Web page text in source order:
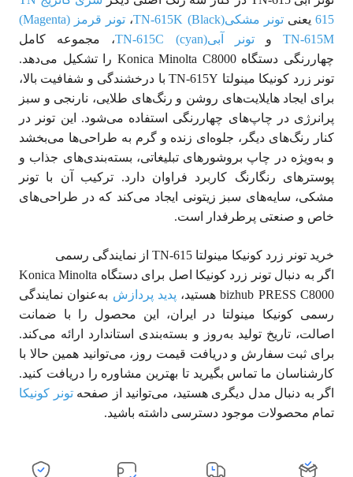
615 یعنیتونر مشکی(Black) TN-615K ،
تونر قرمز (Magenta)
TN-615Mوتونر آبی(cyan) TN-615C
، مجموعه کامل
چهاررنگی دستگاه Konica Minolta C8000 را تشکیل می‌دهد.
تونر زرد کونیکا مینولتا TN-615Y با درخشندگی و شفافیت بالا،
برای ایجاد هایلایت‌های روشن و رنگ‌های طلایی، نارنجی و سبز
پرانرژی در چاپ‌های چهاررنگی استفاده می‌شود. این تونر در
کنار رنگ‌های دیگر، جلوه‌ای زنده و گرم به طراحی‌ها می‌بخشد
و به‌ویژه در چاپ بروشورهای تبلیغاتی، بسته‌بندی‌های جذاب و
پوسترهای رنگارنگ کاربرد فراوان دارد. ترکیب آن با تونر
مشکی، سایه‌های سبز زیتونی ایجاد می‌کند که در طراحی‌های
خاص و صنعتی پرطرفدار است.
خرید تونر زرد کونیکا مینولتا TN-615 از نمایندگی رسمی
اگر به دنبال تونر
زرد کونیکا اصل برای دستگاه Konica Minolta
bizhub PRESS C8000هستید، پدید پردازش به‌عنوان نمایندگی
رسمی کونیکا مینولتا در ایران، این محصول را با ضمانت
اصالت، تاریخ تولید به‌روز و بسته‌بندی استاندارد ارائه می‌کند.
برای ثبت سفارش و دریافت قیمت روز، می‌توانید همین حالا با
کارشناسان ما تماس بگیرید تا بهترین مشاوره را دریافت کنید.
اگر به دنبال مدل دیگری هستید، می‌توانید از صفحهتونر کونیکا
تمام محصولات موجود دسترسی داشته باشید.